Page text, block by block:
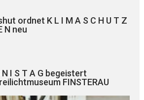
ordnet K L I M A S C H U T Z
N neu
N I S T A G begeistert
FINSTERAU